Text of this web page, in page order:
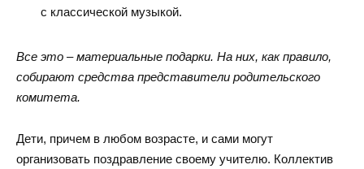
с классической музыкой.
Все это – материальные подарки. На них, как правило,
собирают средства представители родительского
комитета.
Дети, причем в любом возрасте, и сами могут
организовать поздравление своему учителю. Коллектив